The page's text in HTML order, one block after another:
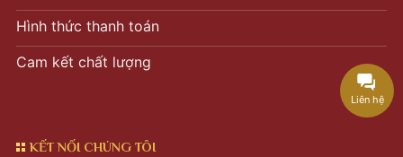
Hình thức thanh toán
Cam kết chất lượng
KẾT NỐI CHÚNG TÔI
Liên hệ